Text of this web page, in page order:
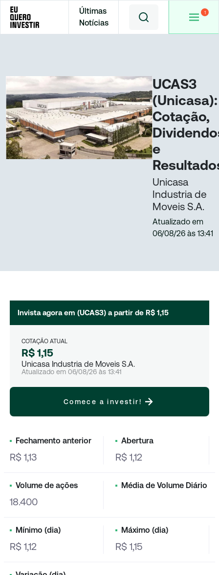
Últimas
Notícias
Home Cotações
UCAS3
(Unicasa):
Cotação,
e
Unicasa
Industria de
Moveis S.A.
Atualizado em
06/08/26 às 13:41
Invista agora em (UCAS3) a partir de R$ 1,15
COTAÇÃO ATUAL
R$ 1,15
Unicasa Industria de Moveis S.A.
Atualizado em 06/08/26 às 13:41
Comece a investir!
Fechamento anterior
R$ 1,13
Abertura
R$ 1,12
Volume de ações
18.400
Média de Volume Diário
Mínimo (dia)
R$ 1,12
Máximo (dia)
R$ 1,15